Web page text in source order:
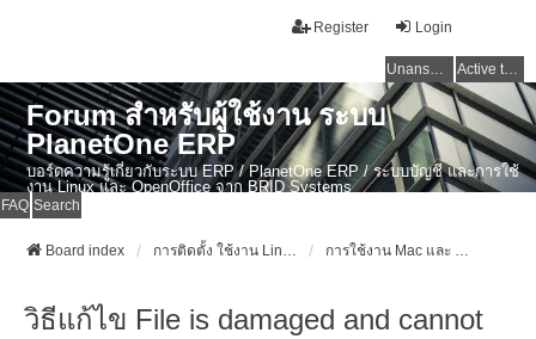
Login
Register
Unanswered topics Active topics
Forum สำหรับผู้ใช้งาน ระบบ
PlanetOne ERP
บอร์ดความรู้เกี่ยวกับระบบ ERP / PlanetOne ERP / ระบบบัญชี และการใช้
งาน Linux และ OpenOffice จาก BRID Systems
FAQ Search
Board index การติดตั้ง ใช้งาน Linux, OSX และ OpenSource Softwares การใช้งาน Mac และ OSX
วิธีแก้ไข File is damaged and cannot